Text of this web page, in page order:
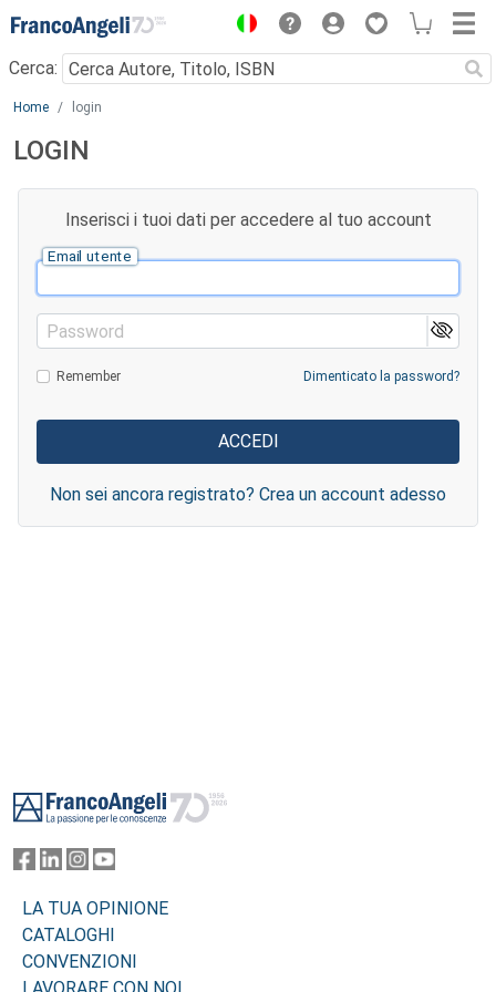
Menu
Cerca:
Main content
Home login
LOGIN
Inserisci i tuoi dati per accedere al tuo account
Email utente
Password
Remember Dimenticato la password?
Non sei ancora registrato? Crea un account adesso
LA TUA OPINIONE
CATALOGHI
CONVENZIONI